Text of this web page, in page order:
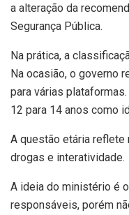
a alteração da
Segurança Pública.
Na prática, a
Na ocasião, o governo
para várias
12 para 14 anos como
A questão etária
drogas e interatividade.
A ideia do ministério é
responsáveis, porém